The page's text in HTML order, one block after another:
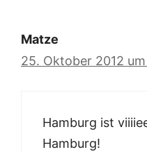
Matze
25. Oktober 2012
Hamburg ist
Hamburg!